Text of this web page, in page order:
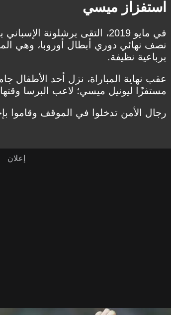
استفزاز ميسي
في مايو 2019، التقى برشلونة
نصف نهائي دوري أبطال أوروبا، وهي
برباعية نظيفة.
عقب نهاية المباراة، نزل أحد الأطفال
مستفزًا ليونيل ميسي؛ لاعب البرسا
رجال الأمن تدخلوا في الموقف وقاموا